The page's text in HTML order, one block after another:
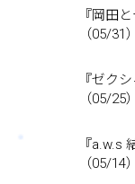
『岡田
（05/31）
『ゼク
（05/25）
『a.w.s
（05/14）